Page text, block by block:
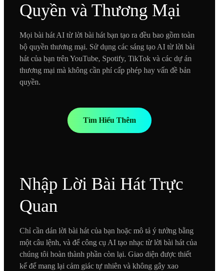
Quyền và Thương Mại
Mọi bài hát AI từ lời bài hát bạn tạo ra đều bao gồm toàn
bộ quyền thương mại. Sử dụng các sáng tạo AI từ lời bài
hát của bạn trên YouTube, Spotify, TikTok và các dự án
thương mại mà không cần phí cấp phép hay vấn đề bản
quyền.
Tìm Hiểu Thêm
Nhập Lời Bài Hát Trực
Quan
Chỉ cần dán lời bài hát của bạn hoặc mô tả ý tưởng bằng
một câu lệnh, và để công cụ AI tạo nhạc từ lời bài hát của
chúng tôi hoàn thành phần còn lại. Giao diện được thiết
kế để mang lại cảm giác tự nhiên và không gây xao